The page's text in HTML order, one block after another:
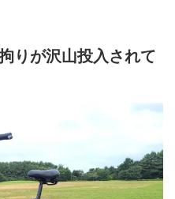
りが沢山投入されて